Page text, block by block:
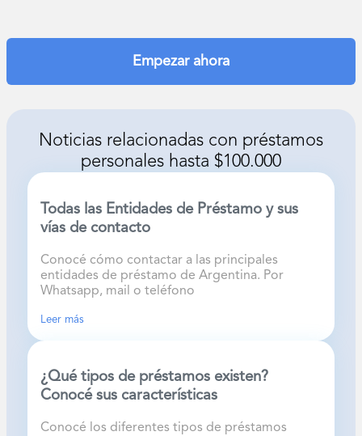
Empezar ahora
Noticias relacionadas con préstamos
personales hasta $100.000
Todas las Entidades de Préstamo y sus
vías de contacto
Conocé cómo contactar a las principales
entidades de préstamo de Argentina. Por
Whatsapp, mail o teléfono
Leer más
¿Qué tipos de préstamos existen?
Conocé sus características
Conocé los diferentes tipos de préstamos